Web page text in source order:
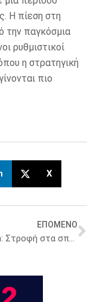
Η πίεση στη
την παγκόσμια
ρυθμιστικοί
η στρατηγική
πιο
X
ΕΠΟΜΕΝΟ
Leo Pharma: Στροφή στα σπάνια δερματολογικά νοσήματα με νέες συνεργασίες